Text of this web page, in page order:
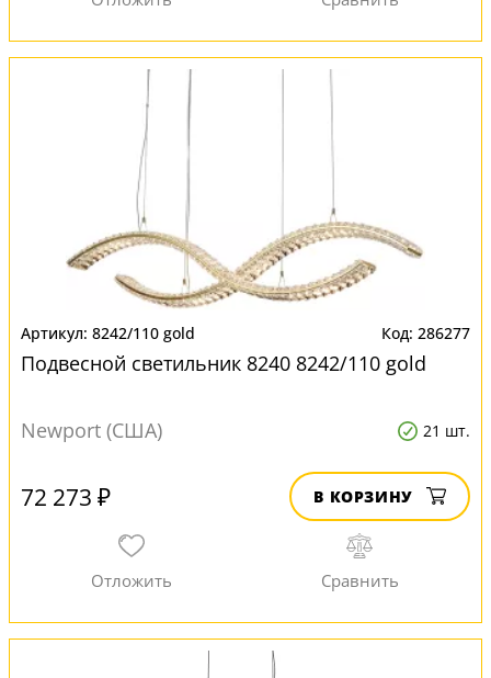
8242/110 gold 286277
Подвесной светильник 8240 8242/110 gold
Newport (США) 21 шт.
72 273 ₽ В КОРЗИНУ